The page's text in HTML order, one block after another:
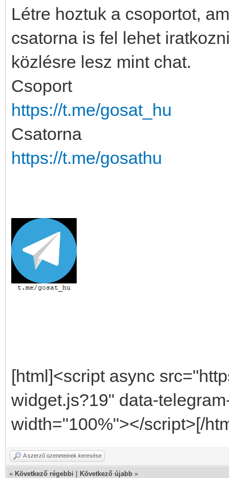
Létre hoztuk a csoportot,
csatorna is fel lehet
közlésre lesz mint chat.
Csoport
https://t.me/gosat_hu
Csatorna
https://t.me/gosathu
[html]<script async
widget.js?19" data-
width="100%"></script>[/
A szerző üzeneteinek keresése
« Következő régebbi Következő újabb »